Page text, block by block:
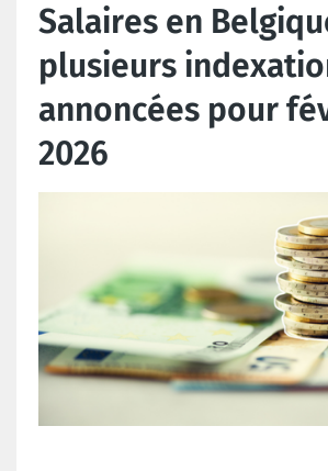
Salaires en
plusieurs
annoncées pour
2026